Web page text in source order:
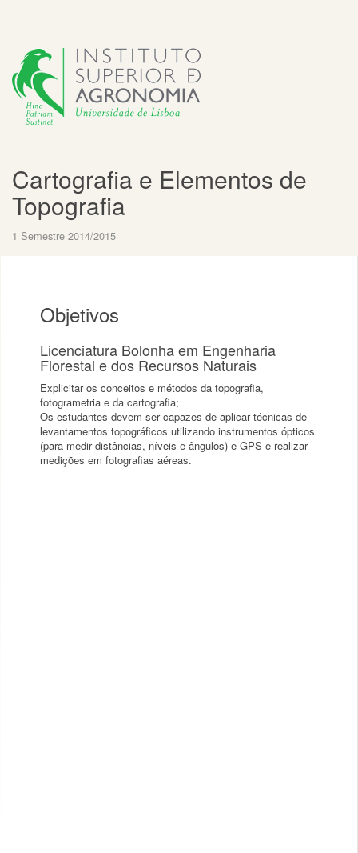
Cartografia e Elementos de
Topografia
1 Semestre 2014/2015
Objetivos
Licenciatura Bolonha em Engenharia
Florestal e dos Recursos Naturais
Explicitar os conceitos e métodos da topografia,
fotogrametria e da cartografia;
Os estudantes devem ser capazes de aplicar técnicas de
levantamentos topográficos utilizando instrumentos ópticos
(para medir distâncias, níveis e ângulos) e GPS e realizar
medições em fotografias aéreas.